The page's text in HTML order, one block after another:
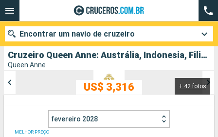
Cruzeiro Queen Anne: Austrália, Indonesia, Filipinas, China partindo de Sydney
Queen Anne
+ 42 fotos
US$ 3,316
fevereiro 2028
MELHOR PREÇO
Encontrar um navio de cruzeiro
Data de partida
Cidades